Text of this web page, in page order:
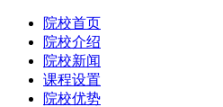
院校首页
院校介绍
院校新闻
课程设置
院校优势